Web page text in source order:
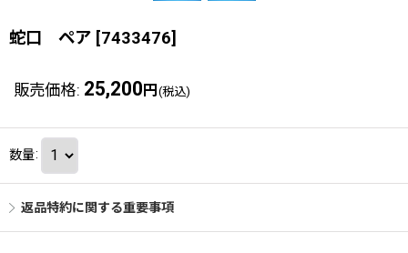
蛇口 ペア [7433476]
販売価格: 25,200 円 (税込)
数量:
返品特約に関する重要事項